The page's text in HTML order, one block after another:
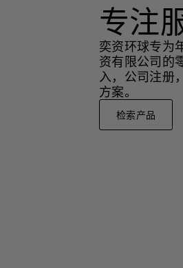
专注
奕资环球专为
资有限公司的
入，公司注册
方案。
检索产品